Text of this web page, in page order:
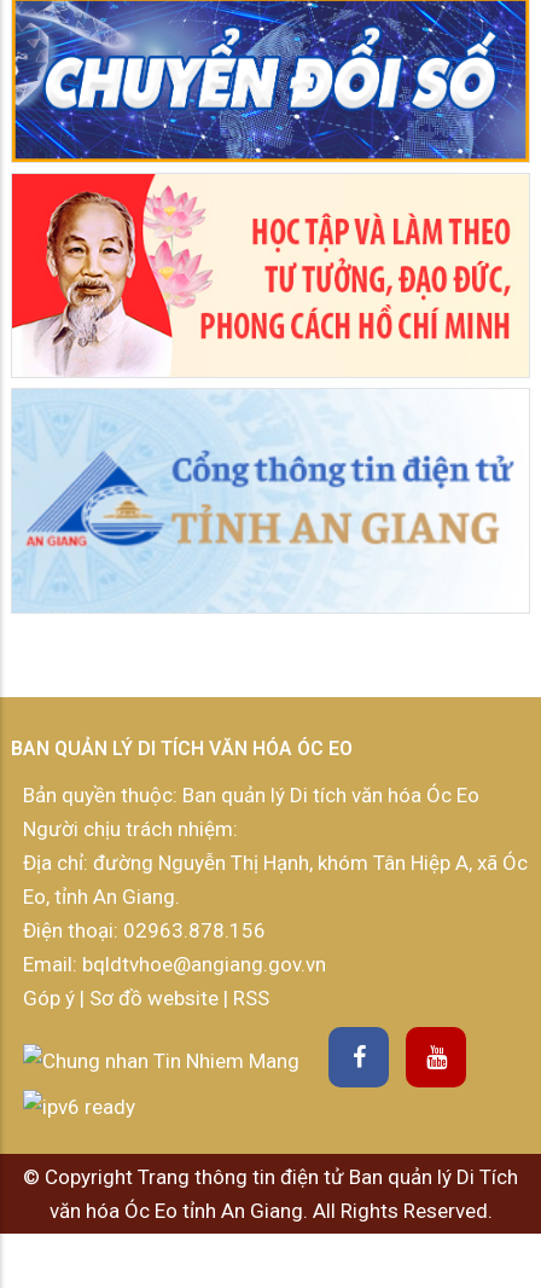
BAN QUẢN LÝ DI TÍCH VĂN HÓA ÓC EO
Bản quyền thuộc: Ban quản lý Di tích văn hóa Óc Eo
Người chịu trách nhiệm:
Địa chỉ: đường Nguyễn Thị Hạnh, khóm Tân Hiệp A, xã Óc
Eo, tỉnh An Giang.
Điện thoại: 02963.878.156
Email: bqldtvhoe@angiang.gov.vn
Góp ý | Sơ đồ website | RSS
© Copyright Trang thông tin điện tử Ban quản lý Di Tích
văn hóa Óc Eo tỉnh An Giang. All Rights Reserved.